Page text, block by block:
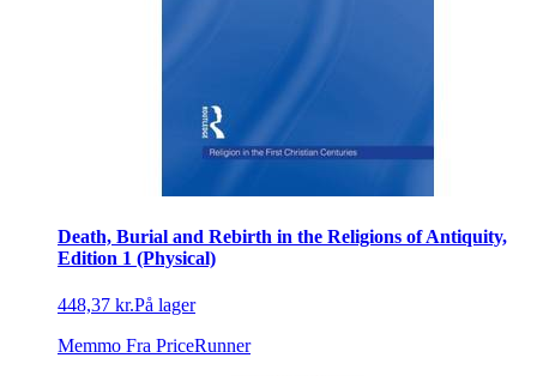
Death, Burial and Rebirth in the Religions of Antiquity,
Edition 1 (Physical)
448,37 kr.På lager
Memmo Fra PriceRunner